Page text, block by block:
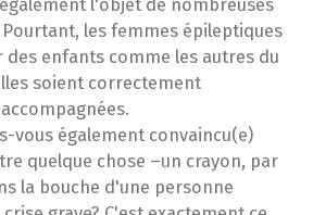
Pourtant, les femmes épileptiques
des enfants comme les autres du
soient correctement
vous également convaincu(e)
quelque chose –un crayon, par
la bouche d'une personne